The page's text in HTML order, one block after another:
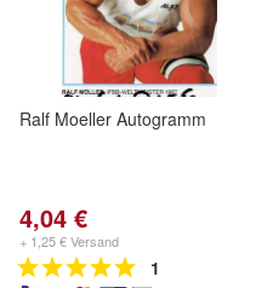
Ralf Moeller Autogramm
4,04 €
+ 1,25 € Versand
1